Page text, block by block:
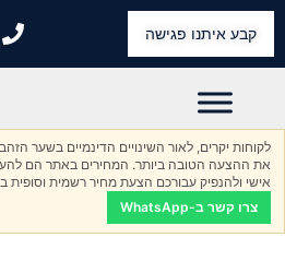
קבע איתנו פגישה
לקוחות יקרים, לאור השינויים הדינמיים בשער
את ההצעה הטובה ביותר. המחירים באתר הם
אישי ולהנפיק עבורכם הצעת מחיר רשמית וסופית
צרו קשר ב-WhatsApp